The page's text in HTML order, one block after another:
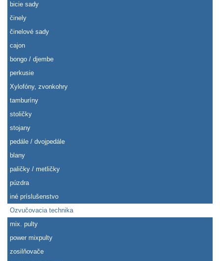
bicie sady
činely
činelové sady
cajon
bongo / djembe
perkusie
Xylofóny, zvonkohry
tamburíny
stoličky
stojany
pedále / dvojpedále
blany
paličky / metličky
púzdra
iné príslušenstvo
Ozvučovacia technika
mix. pulty
power mixpulty
zosilňovače